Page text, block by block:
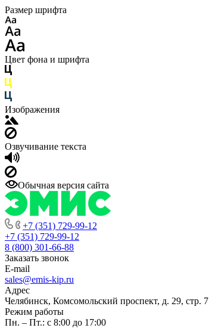
Размер шрифта
Цвет фона и шрифта
Изображения
Озвучивание текста
Обычная версия сайта
+7 (351) 729-99-12
+7 (351) 729-99-12
8 (800) 301-66-88
Заказать звонок
E-mail
sales@emis-kip.ru
Адрес
Челябинск, Комсомольский проспект, д. 29, стр. 7
Режим работы
Пн. – Пт.: с 8:00 до 17:00